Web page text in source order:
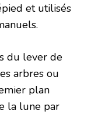
et utilisés
du lever de
arbres ou
plan
la lune par